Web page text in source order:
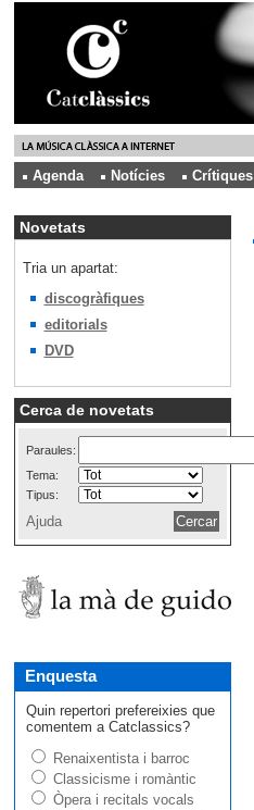
Agenda
Notícies Crítiques
Novetats
Tria un apartat:
discogràfiques
editorials
DVD
Cerca de novetats
Paraules:
Tema:
Tipus:
Ajuda
Enquesta
Quin repertori prefereixies que
comentem a Catclassics?
Renaixentista i barroc
Classicisme i romàntic
Òpera i recitals vocals